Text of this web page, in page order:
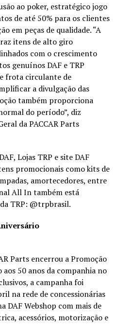
ao poker, estratégico jogo
de até 50% para os clientes
em peças de qualidade. “A
itens de alto giro
com o crescimento
genuínos DAF e TRP
frota circulante de
a divulgação das
também proporciona
do período”, diz
da PACCAR Parts
Lojas TRP e site DAF
promocionais como kits de
amortecedores, entre
All In também está
TRP: @trpbrasil.
Parts encerrou a Promoção
50 anos da companhia no
a campanha foi
na rede de concessionárias
DAF Webshop com mais de
acessórios, motorização e